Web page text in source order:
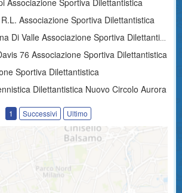
Associazione Sportiva Dilettantistica
Di Valle Associazione Sportiva Dilettantistica
76 Associazione Sportiva Dilettantistica
Sportiva Dilettantistica
Dilettantistica Nuovo Circolo Aurora
1 Successivi Ultimo